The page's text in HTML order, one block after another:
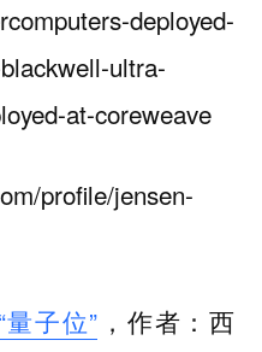
deployed-
ultra-
at-coreweave
profile/jensen-
“量子位” ，作者：西